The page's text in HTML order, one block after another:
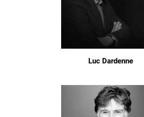
Luc Dardenne